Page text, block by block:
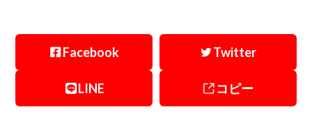
Facebook Twitter
LINE コピー